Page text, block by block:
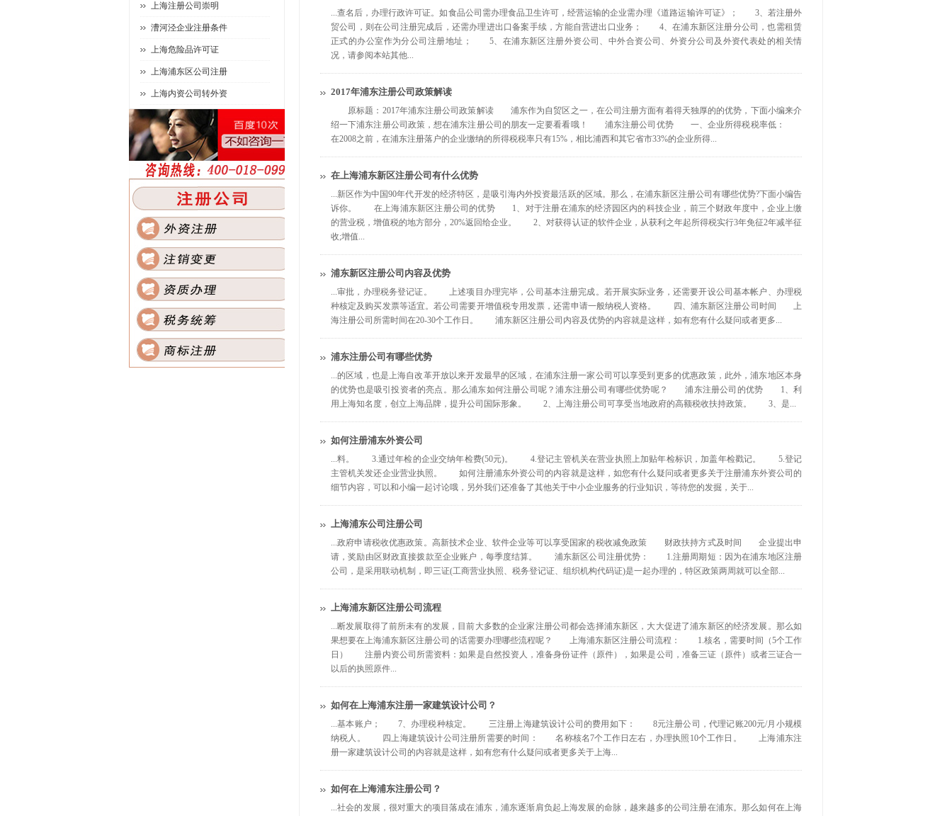
...查名后，办理行政许可证。如食品公司需办理食品卫生许可，经营运输的企业需办理《道路运输许可证》； 3、若注册外
贸公司，则在公司注册完成后，还需办理进出口备案手续，方能自营进出口业务； 4、在浦东新区注册分公司，也需租赁
正式的办公室作为分公司注册地址； 5、在浦东新区注册外资公司、中外合资公司、外资分公司及外资代表处的相关情
况，请参阅本站其他...
2017年浦东注册公司政策解读
原标题：2017年浦东注册公司政策解读 浦东作为自贸区之一，在公司注册方面有着得天独厚的的优势，下面小编来介
绍一下浦东注册公司政策，想在浦东注册公司的朋友一定要看看哦！ 浦东注册公司优势 一、企业所得税税率低：
在2008之前，在浦东注册落户的企业缴纳的所得税税率只有15%，相比浦西和其它省市33%的企业所得...
在上海浦东新区注册公司有什么优势
...新区作为中国90年代开发的经济特区，是吸引海内外投资最活跃的区域。那么，在浦东新区注册公司有哪些优势?下面小编告
诉你。 在上海浦东新区注册公司的优势 1、对于注册在浦东的经济园区内的科技企业，前三个财政年度中，企业上缴
的营业税，增值税的地方部分，20%返回给企业。 2、对获得认证的软件企业，从获利之年起所得税实行3年免征2年减半征
收;增值...
浦东新区注册公司内容及优势
...审批，办理税务登记证。 上述项目办理完毕，公司基本注册完成。若开展实际业务，还需要开设公司基本帐户、办理税
种核定及购买发票等适宜。若公司需要开增值税专用发票，还需申请一般纳税人资格。 四、浦东新区注册公司时间 上
海注册公司所需时间在20-30个工作日。 浦东新区注册公司内容及优势的内容就是这样，如有您有什么疑问或者更多...
浦东注册公司有哪些优势
...的区域，也是上海自改革开放以来开发最早的区域，在浦东注册一家公司可以享受到更多的优惠政策，此外，浦东地区本身
的优势也是吸引投资者的亮点。那么浦东如何注册公司呢？浦东注册公司有哪些优势呢？ 浦东注册公司的优势 1、利
用上海知名度，创立上海品牌，提升公司国际形象。 2、上海注册公司可享受当地政府的高额税收扶持政策。 3、是...
如何注册浦东外资公司
...料。 3.通过年检的企业交纳年检费(50元)。 4.登记主管机关在营业执照上加贴年检标识，加盖年检戳记。 5.登记
主管机关发还企业营业执照。 如何注册浦东外资公司的内容就是这样，如您有什么疑问或者更多关于注册浦东外资公司的
细节内容，可以和小编一起讨论哦，另外我们还准备了其他关于中小企业服务的行业知识，等待您的发掘，关于...
上海浦东公司注册公司
...政府申请税收优惠政策。高新技术企业、软件企业等可以享受国家的税收减免政策 财政扶持方式及时间 企业提出申
请，奖励由区财政直接拨款至企业账户，每季度结算。 浦东新区公司注册优势： 1.注册周期短：因为在浦东地区注册
公司，是采用联动机制，即三证(工商营业执照、税务登记证、组织机构代码证)是一起办理的，特区政策两周就可以全部...
上海浦东新区注册公司流程
...断发展取得了前所未有的发展，目前大多数的企业家注册公司都会选择浦东新区，大大促进了浦东新区的经济发展。那么如
果想要在上海浦东新区注册公司的话需要办理哪些流程呢？ 上海浦东新区注册公司流程： 1.核名，需要时间（5个工作
日） 注册内资公司所需资料：如果是自然投资人，准备身份证件（原件），如果是公司，准备三证（原件）或者三证合一
以后的执照原件...
如何在上海浦东注册一家建筑设计公司？
...基本账户； 7、办理税种核定。 三注册上海建筑设计公司的费用如下： 8元注册公司，代理记账200元/月小规模
纳税人。 四上海建筑设计公司注册所需要的时间： 名称核名7个工作日左右，办理执照10个工作日。 上海浦东注
册一家建筑设计公司的内容就是这样，如有您有什么疑问或者更多关于上海...
如何在上海浦东注册公司？
...社会的发展，很对重大的项目落成在浦东，浦东逐渐肩负起上海发展的命脉，越来越多的公司注册在浦东。那么如何在上海
上海注册公司崇明
漕河泾企业注册条件
上海危险品许可证
上海浦东区公司注册
上海内资公司转外资